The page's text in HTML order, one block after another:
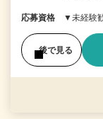
応募資格 ▼未経験
後で見る